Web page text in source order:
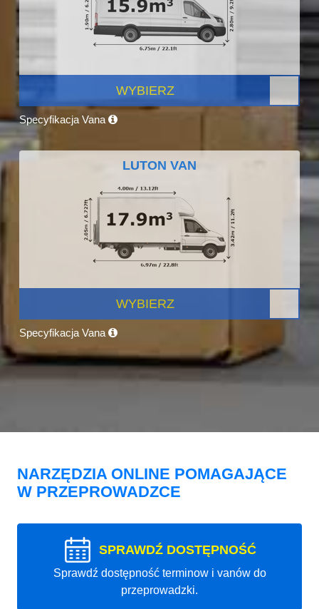
WYBIERZ
Specyfikacja Vana
LUTON VAN
WYBIERZ
Specyfikacja Vana
NARZĘDZIA ONLINE POMAGAJĄCE
W PRZEPROWADZCE
SPRAWDŹ DOSTĘPNOŚĆ
Sprawdź dostępność terminow i vanów do
przeprowadzki.